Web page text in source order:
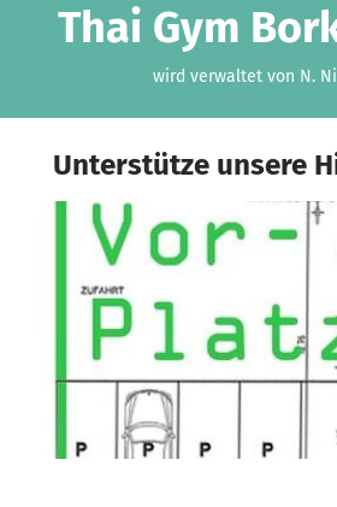
Thai Gym
wird verwaltet von N.
Unterstütze unsere